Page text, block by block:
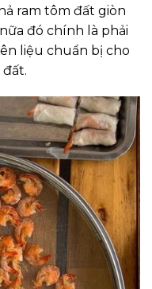
ram tôm đất giòn
đó chính là phải
liệu chuẩn bị cho